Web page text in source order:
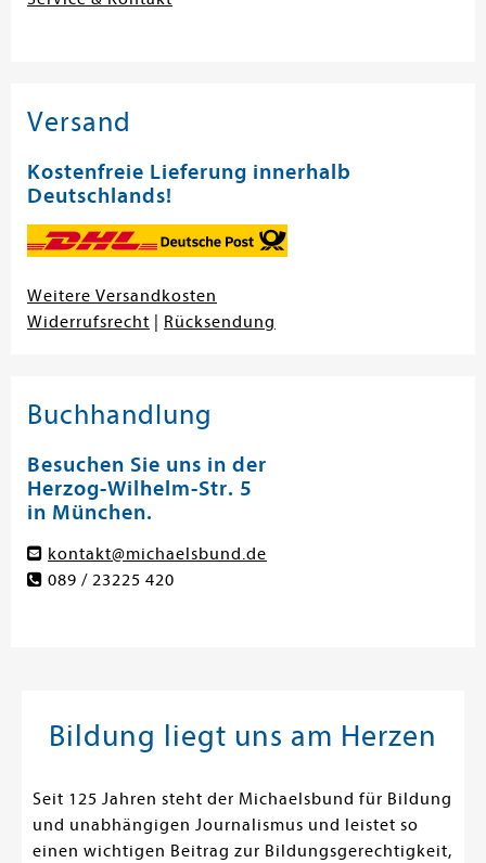
Versand
Kostenfreie Lieferung innerhalb
Deutschlands!
Weitere Versandkosten
Widerrufsrecht
Rücksendung
Buchhandlung
Besuchen Sie uns in der
Herzog-Wilhelm-Str. 5
in München.
kontakt@michaelsbund.de
089 / 23225 420
Bildung liegt uns am Herzen
Seit 125 Jahren steht der Michaelsbund für Bildung
und unabhängigen Journalismus und leistet so
einen wichtigen Beitrag zur Bildungsgerechtigkeit,